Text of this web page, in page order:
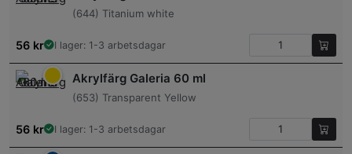
(644) Titanium white
56 kr I lager: 1-3 arbetsdagar
Akrylfärg Galeria 60 ml
(653) Transparent Yellow
56 kr I lager: 1-3 arbetsdagar